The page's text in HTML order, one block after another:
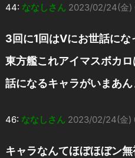
44: ななしさん 2023/02/24(金)
3回に1回はVにお世話にな
東方艦これアイマスボカ
話になるキャラがいまあ
46: ななしさん 2023/02/24(金)
キャラなんてほぼほぼン